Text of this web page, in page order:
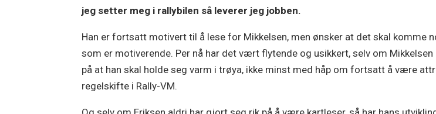
jeg setter meg i rallybilen så leverer jeg jobben.
Han er fortsatt motivert til å lese for Mikkelsen, men ønsker at det skal komme
som er motiverende. Per nå har det vært flytende og usikkert, selv om
på at han skal holde seg varm i trøya, ikke minst med håp om fortsatt å være
regelskifte i Rally-VM.